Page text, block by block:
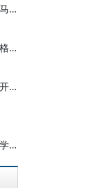
方博：现有之物与应有之物的对立——马克思最初的哲学困惑及其解答
冯嘉荟：启蒙理性还是历史经验——黑格尔论法的自然与历史
王小章：狄德罗与叶卡捷琳娜：启蒙借开明君主而行？
刘增光：论儒家启蒙精神——以宋明理学为视角